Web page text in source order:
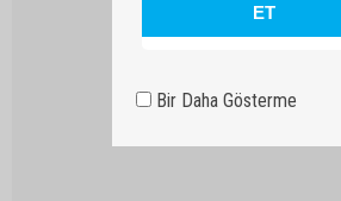
ET
Bir Daha Gösterme